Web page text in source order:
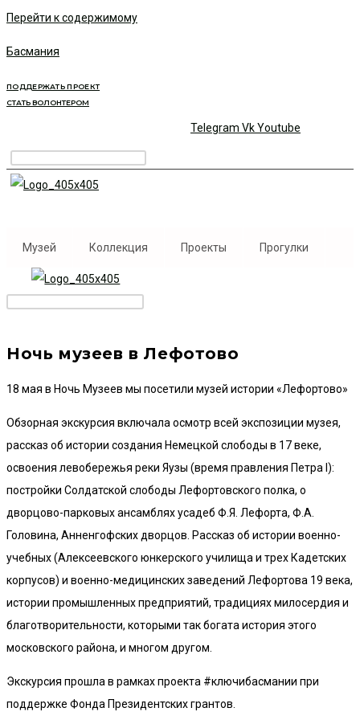
Перейти к содержимому
Басмания
ПОДДЕРЖАТЬ ПРОЕКТ
СТАТЬ ВОЛОНТЕРОМ
Telegram VkYoutube
Музей Коллекция Проекты Прогулки
Ночь музеев в Лефотово
18 мая в Ночь Музеев мы посетили музей истории «Лефортово»
Обзорная экскурсия включала осмотр всей экспозиции музея,
рассказ об истории создания Немецкой слободы в 17 веке,
освоения левобережья реки Яузы (время правления Петра I):
постройки Солдатской слободы Лефортовского полка, о
дворцово-парковых ансамблях усадеб Ф.Я. Лефорта, Ф.А.
Головина, Анненгофских дворцов. Рассказ об истории военно-
учебных (Алексеевского юнкерского училища и трех Кадетских
корпусов) и военно-медицинских заведений Лефортова 19 века,
истории промышленных предприятий, традициях милосердия и
благотворительности, которыми так богата история этого
московского района, и многом другом.
Экскурсия прошла в рамках проекта #ключибасмании при
поддержке Фонда Президентских грантов.